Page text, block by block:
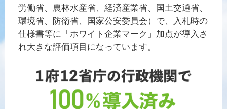
労働省、農林水産省、経済産業省、国土交通省、
環境省、防衛省、国家公安委員会）で、入札時の
仕様書等に「ホワイト企業マーク」加点が導入さ
れ大きな評価項目になっています。